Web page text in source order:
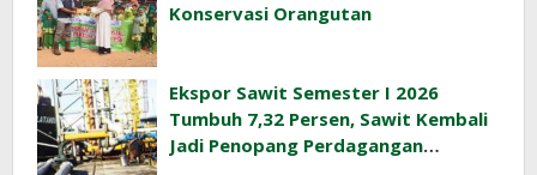
Konservasi Orangutan
Ekspor Sawit Semester I 2026
Tumbuh 7,32 Persen, Sawit Kembali
Jadi Penopang Perdagangan